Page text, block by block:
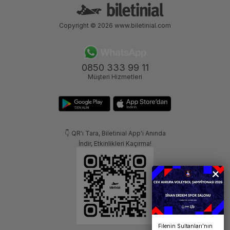
0850 333 99 11
Müşteri Hizmetleri
👇 QR'ı Tara, Biletinial App'i Anında
İndir, Etkinlikleri Kaçırma!
Copyright © 2026 www.biletinial.com
Filenin Sultanları’nın